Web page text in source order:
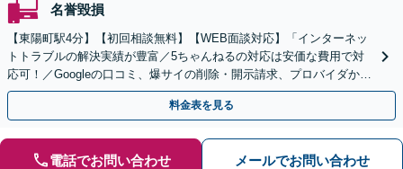
名誉毀損
【東陽町駅4分】【初回相談無料】【WEB面談対応】「インターネッ
トトラブルの解決実績が豊富／5ちゃんねるの対応は安価な費用で対
応可！／Googleの口コミ、爆サイの削除・開示請求、プロバイダから
の発信者情報開示に係る意見照会書の対応など
料金表を見る
電話でお問い合わせ メールでお問い合わせ